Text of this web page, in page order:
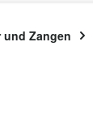
und Zangen